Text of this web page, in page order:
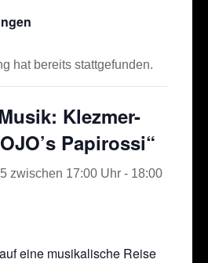
hat bereits stattgefunden.
Klezmer-
Papirossi“
zwischen 17:00 Uhr - 18:00
eine musikalische Reise